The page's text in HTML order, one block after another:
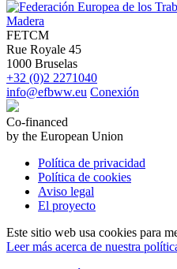
FETCM
Rue Royale 45
1000 Bruselas
+32 (0)2 2271040
info@efbww.eu Conexión
Co-financed
by the European Union
Política de privacidad
Política de cookies
Aviso legal
El proyecto
Este sitio web usa cookies para
Leer más acerca de nuestra